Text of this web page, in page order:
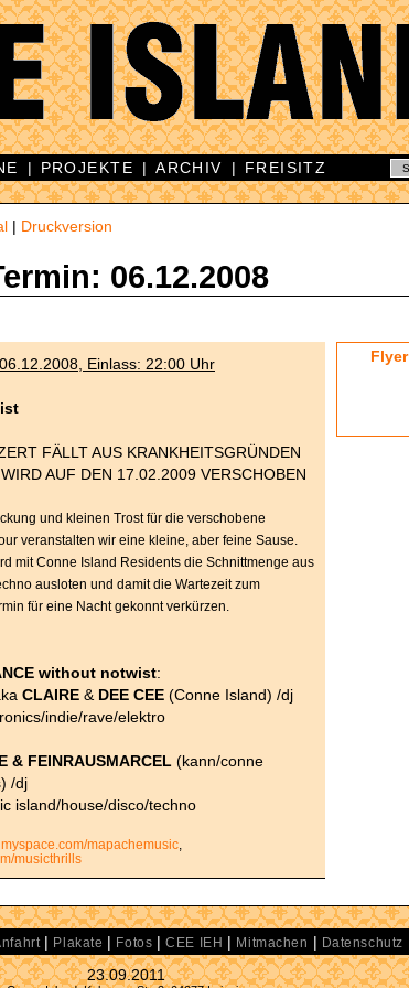
| PROJEKTE |ARCHIV | FREISITZ
| Druckversion
06.12.2008
Flyer
Einlass: 22:00 Uhr
FÄLLT AUS KRANKHEITSGRÜNDEN
AUF DEN 17.02.2009 VERSCHOBEN
und kleinen Trost für die verschobene
veranstalten wir eine kleine, aber feine Sause.
mit Conne Island Residents die Schnittmenge aus
ausloten und damit die Wartezeit zum
für eine Nacht gekonnt verkürzen.
without notwist:
CLAIRE & DEE CEE (Conne Island) /dj
indie/rave/elektro
& FEINRAUSMARCEL (kann/conne
/dj
island/house/disco/techno
myspace.com/mapachemusic
musicthrills
| Plakate | Fotos |CEE IEH | Mitmachen | Datenschutz
23.09.2011